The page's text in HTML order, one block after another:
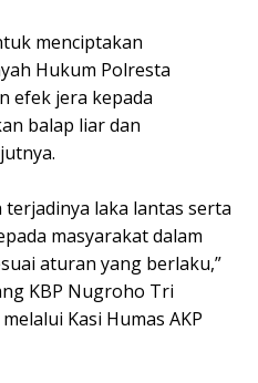
menciptakan
Hukum Polresta
efek jera kepada
balap liar dan
laka lantas serta
masyarakat dalam
aturan yang berlaku,”
KBP Nugroho Tri
Kasi Humas AKP